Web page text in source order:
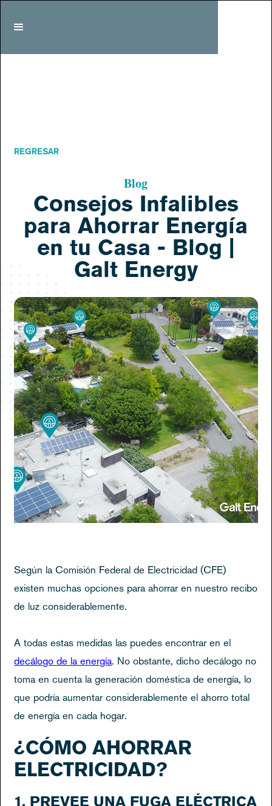
REGRESAR
Blog
Consejos Infalibles
para Ahorrar Energía
en tu Casa - Blog |
Galt Energy
Según la Comisión Federal de Electricidad (CFE)
existen muchas opciones para ahorrar en nuestro recibo
de luz considerablemente.
A todas estas medidas las puedes encontrar en el
decálogo de la energía. No obstante, dicho decálogo no
toma en cuenta la generación doméstica de energía, lo
que podría aumentar considerablemente el ahorro total
de energía en cada hogar.
¿CÓMO AHORRAR
ELECTRICIDAD?
1. PREVEE UNA FUGA ELÉCTRICA